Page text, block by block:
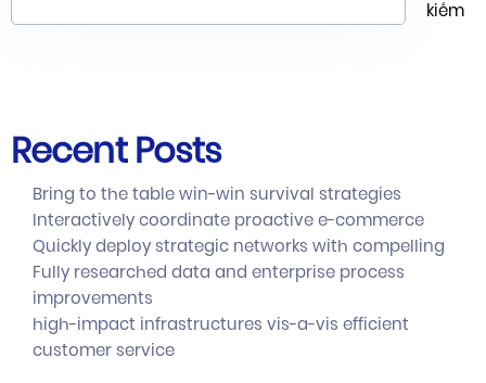
kiếm
Recent Posts
Bring to the table win-win survival strategies
Interactively coordinate proactive e-commerce
Quickly deploy strategic networks with compelling
Fully researched data and enterprise process
improvements
high-impact infrastructures vis-a-vis efficient
customer service